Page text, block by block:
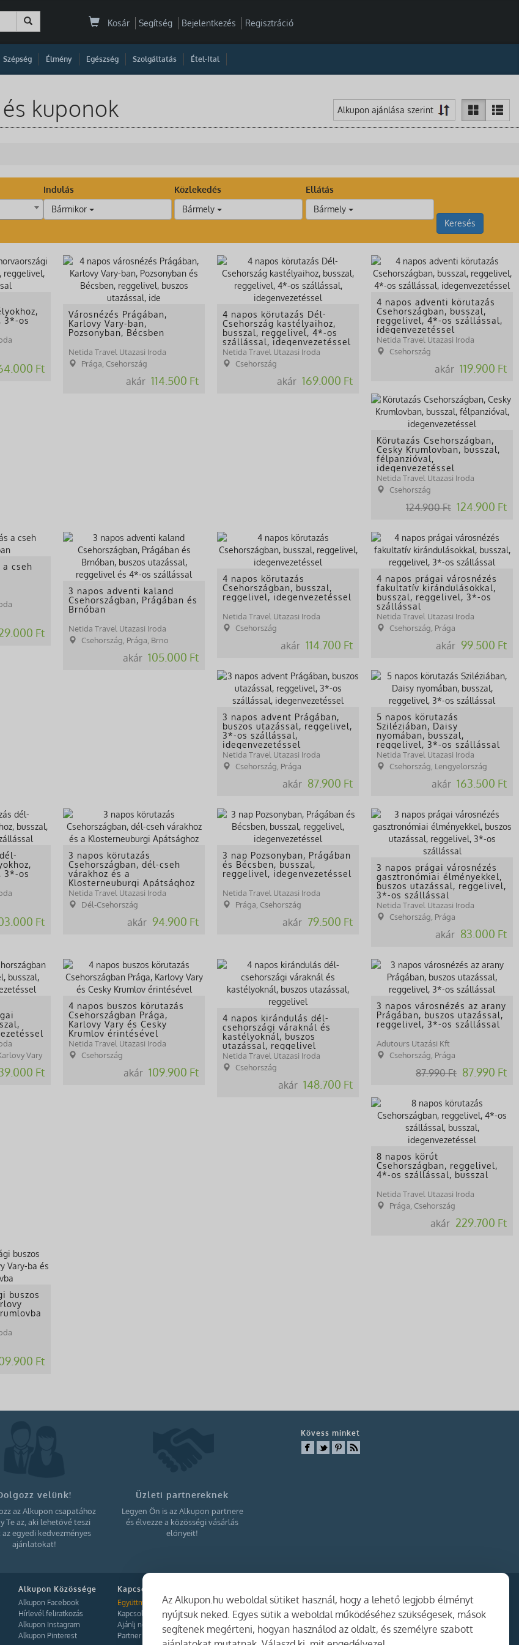
Az Alkupon.hu weboldal sütiket használ, hogy a lehető legjobb élményt
nyújtsuk neked. Egyes sütik a weboldal működéséhez szükségesek, mások
segítenek megérteni, hogyan használod az oldalt, és személyre szabott
Kosár Segítség Bejelentkezés Regisztráció
Szépség Élmény Egészség Szolgáltatás Étel-Ital
kuponok
Indulás
Bármikor
Közlekedés
Bármely
Ellátás
Bármely
Keresés
3*-os
Ft
Városnézés Prágában,
Karlovy Vary-ban,
Pozsonyban, Bécsben
Netida Travel Utazasi Iroda
Prága, Csehország
akár 114.500 Ft
4 napos körutazás Dél-
Csehország kastélyaihoz,
busszal, reggelivel, 4*-os
szállással, idegenvezetéssel
Netida Travel Utazasi Iroda
Csehország
akár 169.000 Ft
4 napos adventi körutazás
Csehországban, busszal,
reggelivel, 4*-os szállással,
idegenvezetéssel
Netida Travel Utazasi Iroda
Csehország
akár 119.900 Ft
Körutazás Csehországban,
Cesky Krumlovban, busszal,
félpanzióval,
idegenvezetéssel
Netida Travel Utazasi Iroda
Csehország
124.900 Ft 124.900 Ft
cseh
Ft
3 napos adventi kaland
Csehországban, Prágában és
Brnóban
Netida Travel Utazasi Iroda
Csehország, Prága, Brno
akár 105.000 Ft
4 napos körutazás
Csehországban, busszal,
reggelivel, idegenvezetéssel
Netida Travel Utazasi Iroda
Csehország
akár 114.700 Ft
4 napos prágai városnézés
fakultatív kirándulásokkal,
busszal, reggelivel, 3*-os
szállással
Netida Travel Utazasi Iroda
Csehország, Prága
akár 99.500 Ft
3 napos advent Prágában,
buszos utazással, reggelivel,
3*-os szállással,
idegenvezetéssel
Netida Travel Utazasi Iroda
Csehország, Prága
akár 87.900 Ft
5 napos körutazás
Sziléziában, Daisy
nyomában, busszal,
reggelivel, 3*-os szállással
Netida Travel Utazasi Iroda
Csehország, Lengyelország
akár 163.500 Ft
3*-os
Ft
3 napos körutazás
Csehországban, dél-cseh
várakhoz és a
Klosterneuburgi Apátsághoz
Netida Travel Utazasi Iroda
Dél-Csehország
akár 94.900 Ft
3 nap Pozsonyban, Prágában
és Bécsben, busszal,
reggelivel, idegenvezetéssel
Netida Travel Utazasi Iroda
Prága, Csehország
akár 79.500 Ft
3 napos prágai városnézés
gasztronómiai élményekkel,
buszos utazással, reggelivel,
3*-os szállással
Netida Travel Utazasi Iroda
Csehország, Prága
akár 83.000 Ft
Vary
Ft
4 napos buszos körutazás
Csehországban Prága,
Karlovy Vary és Cesky
Krumlov érintésével
Netida Travel Utazasi Iroda
Csehország
akár 109.900 Ft
4 napos kirándulás dél-
csehországi váraknál és
kastélyoknál, buszos
utazással, reggelivel
Netida Travel Utazasi Iroda
Csehország
akár 148.700 Ft
3 napos városnézés az arany
Prágában, buszos utazással,
reggelivel, 3*-os szállással
Adutours Utazási Kft
Csehország, Prága
87.990 Ft 87.990 Ft
8 napos körút
Csehországban, reggelivel,
4*-os szállással, busszal
Netida Travel Utazasi Iroda
Prága, Csehország
akár 229.700 Ft
buszos
Ft
velünk!
az Alkupon csapatához
Te az, aki lehetővé teszi
az egyedi kedvezményes
ajánlatokat!
Üzleti partnereknek
Legyen Ön is az Alkupon partnere
és élvezze a közösségi vásárlás
előnyeit!
Kövess minket
Alkupon Közössége
Alkupon Facebook
Hírlevél feliratkozás
Alkupon Instagram
Alkupon Pinterest
Kapcsolat
Együttműködés
Kapcsolat
Ajánlj nekünk!
Partner Belépés